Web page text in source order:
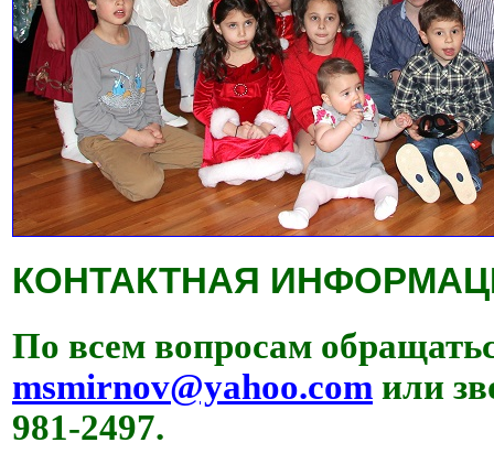
КОНТАКТНАЯ
По всем вопросам
msmirnov@yahoo.com или
981-2497.